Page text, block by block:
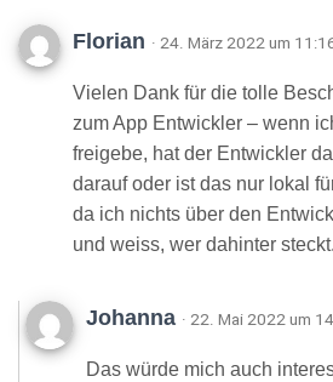
Florian · 24. März 2022 um
Vielen Dank für die tolle
zum App Entwickler – wenn
freigebe, hat der Entwickler
darauf oder ist das nur lokal
da ich nichts über den
und weiss, wer dahinter
Johanna · 22. Mai 2022 um
Das würde mich auch